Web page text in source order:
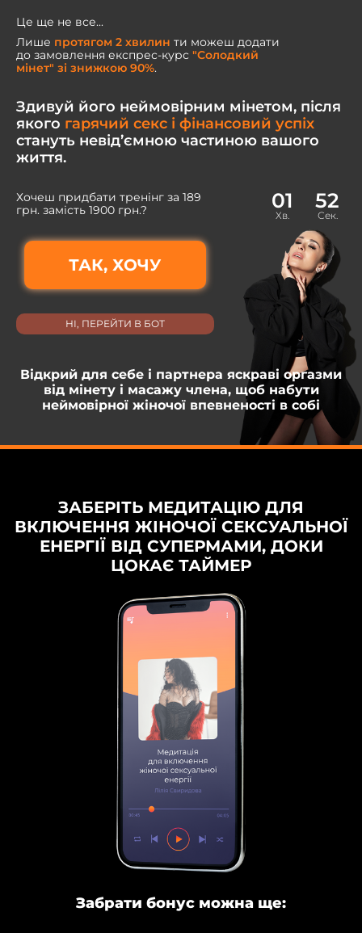
содержимому
Це ще не все...
Лише протягом 2 хвилин ти можеш додати
до замовлення експрес-курс "Солодкий
мінет" зі знижкою 90%.
Здивуй його неймовірним мінетом, після
якого гарячий секс і фінансовий успіх
стануть невід’ємною частиною вашого
життя.
Хочеш придбати тренінг за 189
грн. замість 1900 грн.?
01
Хв.
50
Сек.
ТАК, ХОЧУ
НІ, ПЕРЕЙТИ В БОТ
Відкрий для себе і партнера яскраві оргазми
від мінету і масажу члена, щоб набути
неймовірної жіночої впевненості в собі
ЗАБЕРІТЬ МЕДИТАЦІЮ ДЛЯ
ВКЛЮЧЕННЯ ЖІНОЧОЇ СЕКСУАЛЬНОЇ
ЕНЕРГІЇ ВІД СУПЕРМАМИ, ДОКИ
ЦОКАЄ ТАЙМЕР
Забрати бонус можна ще: